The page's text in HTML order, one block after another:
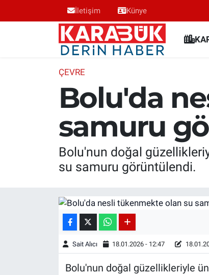
İletişim Künye
ÇEVRE
Bolu'da
samuru
Bolu'nun doğal
su samuru görüntülendi.
Sait Alıcı 18.01.2026 - 12:47
Bolu'nun doğal güzellikleriyle
Karabük Nöbetçi Eczaneler
Karabük Trafik Yoğunluk Haritası
Son Dakika Haberleri
Haber Arşivi